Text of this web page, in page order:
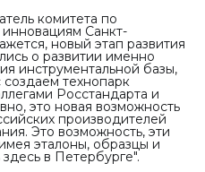
комитета по
Санкт-
новый этап развития
о развитии именно
инструментальной базы,
технопарк
Росстандарта и
это новая возможность
производителей
Это возможность, эти
эталоны, образцы и
в Петербурге".